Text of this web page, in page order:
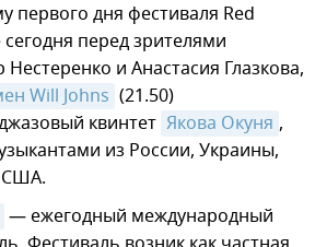
первого дня фестиваля Red
перед зрителями
и Анастасия Глазкова,
Will Johns (21.50)
квинтет Якова Окуня ,
из России, Украины,
США.
— ежегодный международный